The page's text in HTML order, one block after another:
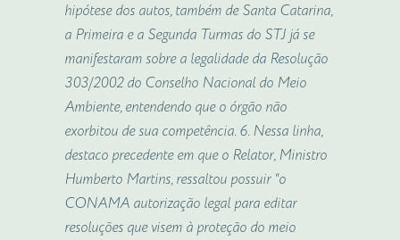
hipótese dos autos, também de Santa Catarina,
a Primeira e a Segunda Turmas do STJ já se
manifestaram sobre a legalidade da Resolução
303/2002 do Conselho Nacional do Meio
Ambiente, entendendo que o órgão não
exorbitou de sua competência. 6. Nessa linha,
destaco precedente em que o Relator, Ministro
Humberto Martins, ressaltou possuir “o
CONAMA autorização legal para editar
resoluções que visem à proteção do meio